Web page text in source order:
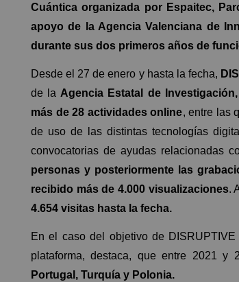
Cuántica organizada por Espaitec,
apoyo de la Agencia Valenciana de
durante sus dos primeros años de
Desde el 27 de enero y hasta la fecha,
de la Agencia Estatal de Investigación,
más de 28 actividades online, entre las
de uso de las distintas tecnologías
convocatorias de ayudas relacionadas
personas y posteriormente las
recibido más de 4.000 visualizaciones.
4.654 visitas hasta la fecha.
En el caso del objetivo de
plataforma, destaca, que entre 2021 y
Portugal, Turquía y Polonia.